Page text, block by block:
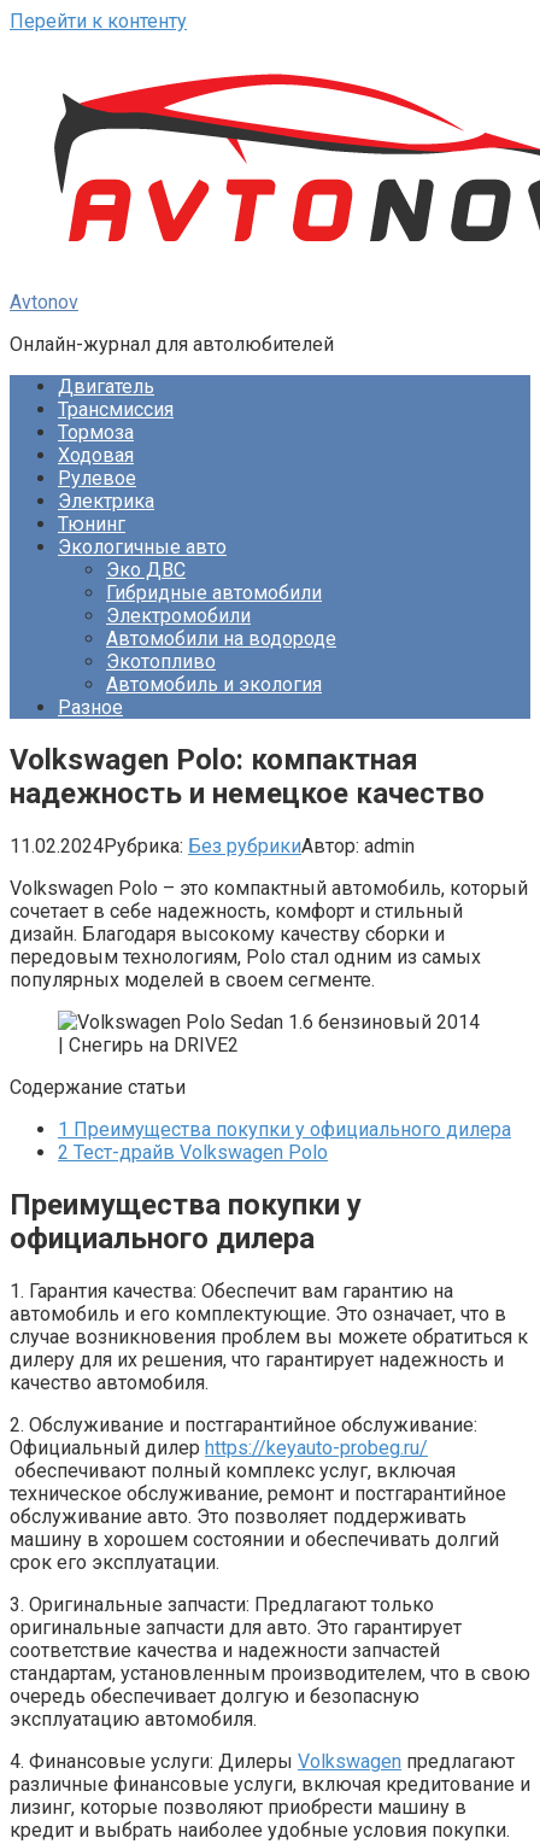
Перейти к контенту
Avtonov
Онлайн-журнал для автолюбителей
Двигатель
Трансмиссия
Тормоза
Ходовая
Рулевое
Электрика
Тюнинг
Экологичные авто
Эко ДВС
Гибридные автомобили
Электромобили
Автомобили на водороде
Экотопливо
Автомобиль и экология
Разное
Volkswagen Polo: компактная
надежность и немецкое качество
11.02.2024Рубрика: Без рубрикиАвтор: admin
Volkswagen Polo – это компактный автомобиль, который
сочетает в себе надежность, комфорт и стильный
дизайн. Благодаря высокому качеству сборки и
передовым технологиям, Polo стал одним из самых
популярных моделей в своем сегменте.
Содержание статьи
1 Преимущества покупки у официального дилера
2 Тест-драйв Volkswagen Polo
Преимущества покупки у
официального дилера
1. Гарантия качества: Обеспечит вам гарантию на
автомобиль и его комплектующие. Это означает, что в
случае возникновения проблем вы можете обратиться к
дилеру для их решения, что гарантирует надежность и
качество автомобиля.
2. Обслуживание и постгарантийное обслуживание:
Официальный дилер https://keyauto-probeg.ru/
обеспечивают полный комплекс услуг, включая
техническое обслуживание, ремонт и постгарантийное
обслуживание авто. Это позволяет поддерживать
машину в хорошем состоянии и обеспечивать долгий
срок его эксплуатации.
3. Оригинальные запчасти: Предлагают только
оригинальные запчасти для авто. Это гарантирует
соответствие качества и надежности запчастей
стандартам, установленным производителем, что в свою
очередь обеспечивает долгую и безопасную
эксплуатацию автомобиля.
4. Финансовые услуги: Дилеры Volkswagen предлагают
различные финансовые услуги, включая кредитование и
лизинг, которые позволяют приобрести машину в
кредит и выбрать наиболее удобные условия покупки.